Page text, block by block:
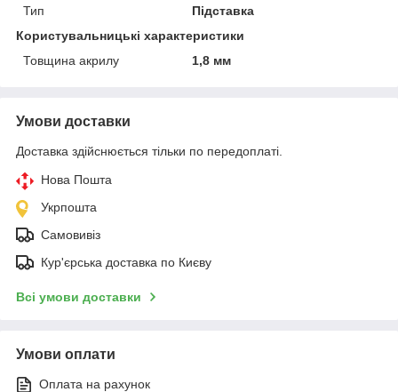
Тип
Підставка
Користувальницькі характеристики
Товщина акрилу
1,8 мм
Умови доставки
Доставка здійснюється тільки по передоплаті.
Нова Пошта
Укрпошта
Самовивіз
Кур'єрська доставка по Києву
Всі умови доставки
Умови оплати
Оплата на рахунок